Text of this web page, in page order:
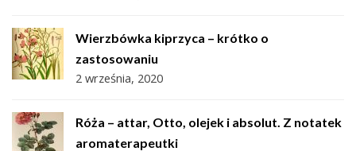
Wierzbówka kiprzyca – krótko o
zastosowaniu
2 września, 2020
Róża – attar, Otto, olejek i absolut. Z notatek
aromaterapeutki